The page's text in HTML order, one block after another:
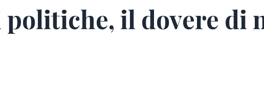
politiche, il dovere di